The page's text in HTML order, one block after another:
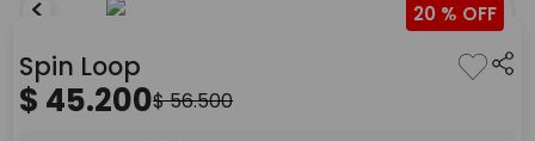
4
monopatin
5. toy story
20 %
Spin Loop
$ 45.200$56.500